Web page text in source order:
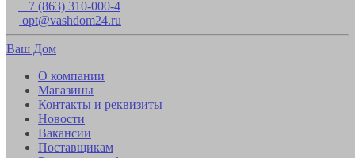
+7 (863) 310-000-4
opt@vashdom24.ru
Ваш Дом
О компании
Магазины
Контакты и реквизиты
Новости
Вакансии
Поставщикам